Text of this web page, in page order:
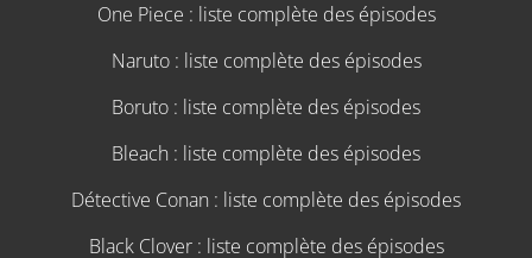
One Piece : liste complète des épisodes
Naruto : liste complète des épisodes
Boruto : liste complète des épisodes
Bleach : liste complète des épisodes
Détective Conan : liste complète des épisodes
Black Clover : liste complète des épisodes